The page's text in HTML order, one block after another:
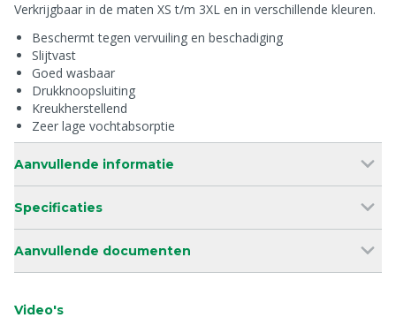
Verkrijgbaar in de maten XS t/m 3XL en in verschillende kleuren.
Beschermt tegen vervuiling en beschadiging
Slijtvast
Goed wasbaar
Drukknoopsluiting
Kreukherstellend
Zeer lage vochtabsorptie
Aanvullende informatie
Specificaties
Aanvullende documenten
Video's